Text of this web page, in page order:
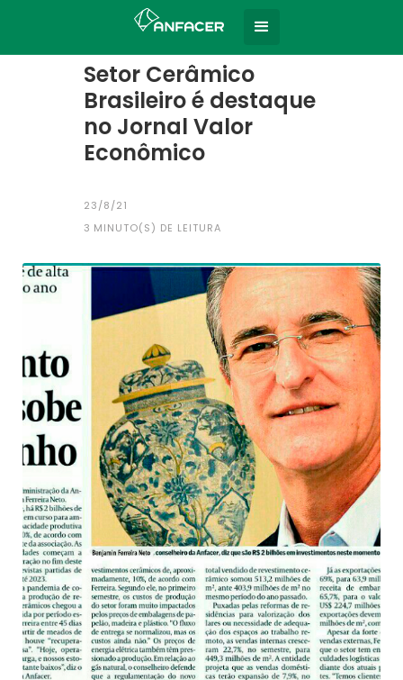
Todas as notícias
Setor Cerâmico
Brasileiro é destaque
no Jornal Valor
Econômico
23/8/21
3 MINUTO(S) DE LEITURA